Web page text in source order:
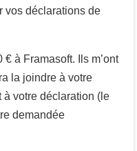
vos déclarations de
à Framasoft. Ils m’ont
la joindre à votre
à votre déclaration (le
demandée